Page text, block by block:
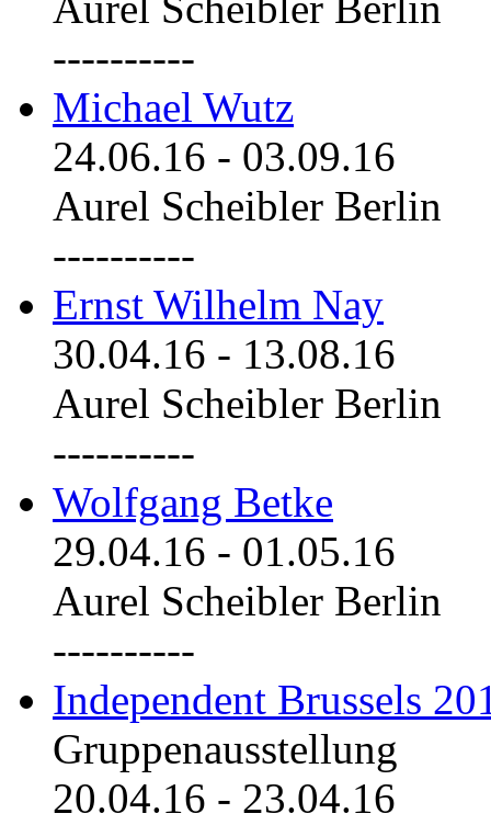
----------
Michael Wutz
24.06.16 - 03.09.16
Aurel Scheibler Berlin
----------
Ernst Wilhelm Nay
30.04.16 - 13.08.16
Aurel Scheibler Berlin
----------
Wolfgang Betke
29.04.16 - 01.05.16
Aurel Scheibler Berlin
----------
Independent Brussels
Gruppenausstellung
20.04.16 - 23.04.16